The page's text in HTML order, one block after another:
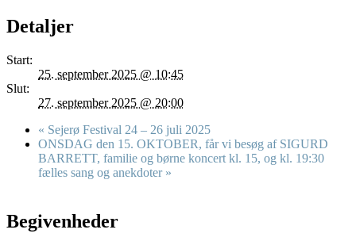
Detaljer
Start:
25. september 2025 @ 10:45
Slut:
27. september 2025 @ 20:00
« Sejerø Festival 24 – 26 juli 2025
ONSDAG den 15. OKTOBER, får vi besøg af SIGURD
BARRETT, familie og børne koncert kl. 15, og kl. 19:30
fælles sang og anekdoter »
Begivenheder